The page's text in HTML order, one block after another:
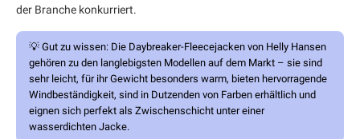
der Branche konkurriert.
💡 Gut zu wissen: Die Daybreaker-Fleecejacken von Helly Hansen
gehören zu den langlebigsten Modellen auf dem Markt – sie sind
sehr leicht, für ihr Gewicht besonders warm, bieten hervorragende
Windbeständigkeit, sind in Dutzenden von Farben erhältlich und
eignen sich perfekt als Zwischenschicht unter einer
wasserdichten Jacke.